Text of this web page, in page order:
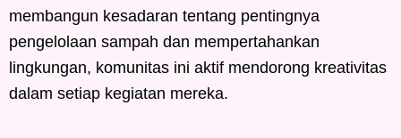
membangun kesadaran tentang pentingnya
pengelolaan sampah dan mempertahankan
lingkungan, komunitas ini aktif mendorong kreativitas
dalam setiap kegiatan mereka.